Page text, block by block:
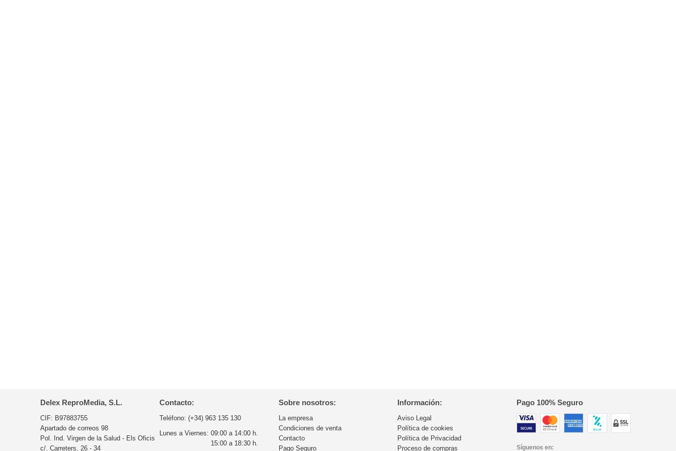
Delex ReproMedia, S.L.
CIF: B97883755
Apartado de correos 98
Pol. Ind. Virgen de la Salud - Els Oficis
c/. Carreters, 26 - 34
Contacto:
Teléfono: (+34) 963 135 130
Lunes a Viernes: 09:00 a 14:00 h.
15:00 a 18:30 h.
Sobre nosotros:
La empresa
Condiciones de venta
Contacto
Pago Seguro
Información:
Aviso Legal
Política de cookies
Política de Privacidad
Proceso de compras
Pago 100% Seguro
Síguenos en: